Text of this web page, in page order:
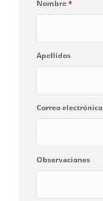
Nombre*
Apellidos
Correo electrónico
Observaciones